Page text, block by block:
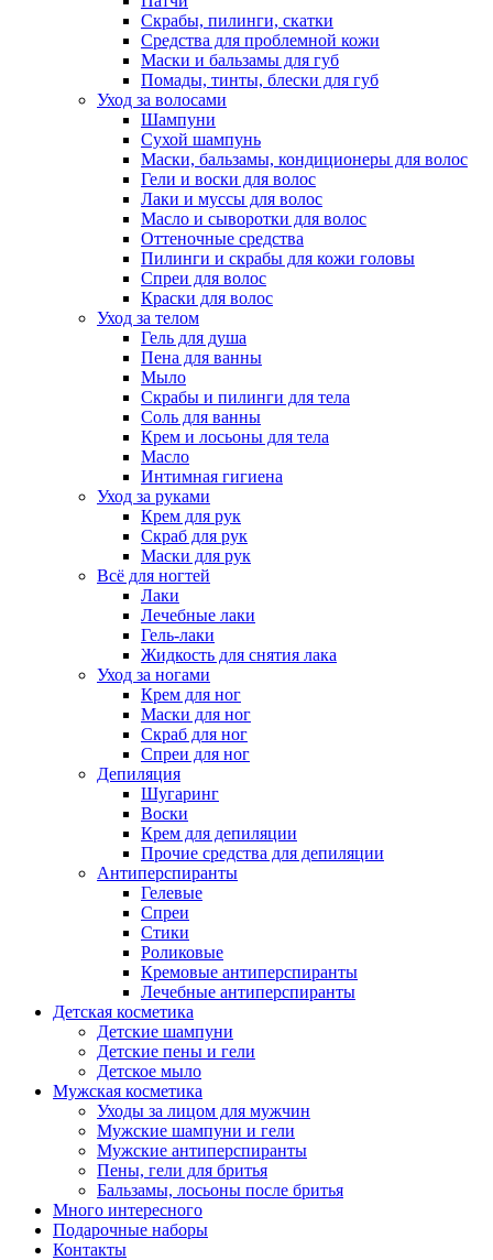
Скрабы, пилинги, скатки
Средства для проблемной кожи
Маски и бальзамы для губ
Помады, тинты, блески для губ
Уход за волосами
Шампуни
Сухой шампунь
Маски, бальзамы, кондиционеры для волос
Гели и воски для волос
Лаки и муссы для волос
Масло и сыворотки для волос
Оттеночные средства
Пилинги и скрабы для кожи головы
Спреи для волос
Краски для волос
Уход за телом
Гель для душа
Пена для ванны
Мыло
Скрабы и пилинги для тела
Соль для ванны
Крем и лосьоны для тела
Масло
Интимная гигиена
Уход за руками
Крем для рук
Скраб для рук
Маски для рук
Всё для ногтей
Лаки
Лечебные лаки
Гель-лаки
Жидкость для снятия лака
Уход за ногами
Крем для ног
Маски для ног
Скраб для ног
Спреи для ног
Депиляция
Шугаринг
Воски
Крем для депиляции
Прочие средства для депиляции
Антиперспиранты
Гелевые
Спреи
Стики
Роликовые
Кремовые антиперспиранты
Лечебные антиперспиранты
Детская косметика
Детские шампуни
Детские пены и гели
Детское мыло
Мужская косметика
Уходы за лицом для мужчин
Мужские шампуни и гели
Мужские антиперспиранты
Пены, гели для бритья
Бальзамы, лосьоны после бритья
Много интересного
Подарочные наборы
Контакты